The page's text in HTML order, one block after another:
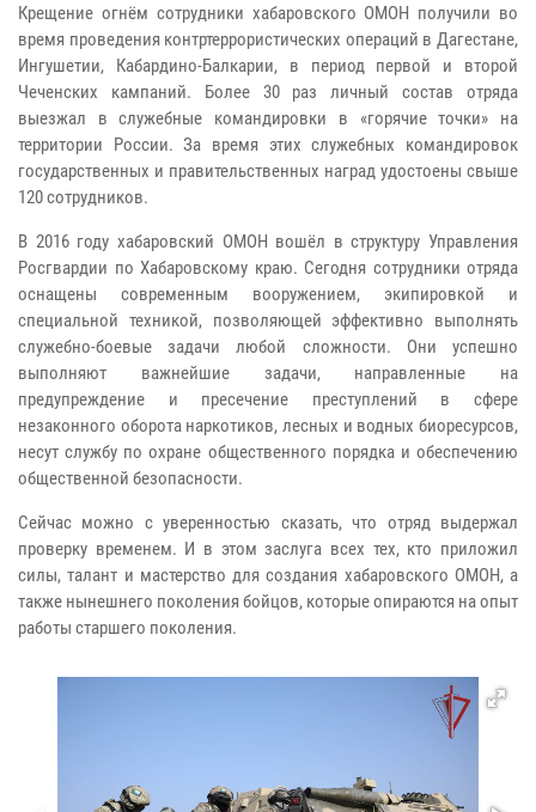
Крещение огнём сотрудники хабаровского ОМОН получили во
время проведения контртеррористических операций в Дагестане,
Ингушетии, Кабардино-Балкарии, в период первой и второй
Чеченских кампаний. Более 30 раз личный состав отряда
выезжал в служебные командировки в «горячие точки» на
территории России. За время этих служебных командировок
государственных и правительственных наград удостоены свыше
120 сотрудников.
В 2016 году хабаровский ОМОН вошёл в структуру Управления
Росгвардии по Хабаровскому краю. Сегодня сотрудники отряда
оснащены современным вооружением, экипировкой и
специальной техникой, позволяющей эффективно выполнять
служебно-боевые задачи любой сложности. Они успешно
выполняют важнейшие задачи, направленные на
предупреждение и пресечение преступлений в сфере
незаконного оборота наркотиков, лесных и водных биоресурсов,
несут службу по охране общественного порядка и обеспечению
общественной безопасности.
Сейчас можно с уверенностью сказать, что отряд выдержал
проверку временем. И в этом заслуга всех тех, кто приложил
силы, талант и мастерство для создания хабаровского ОМОН, а
также нынешнего поколения бойцов, которые опираются на опыт
работы старшего поколения.